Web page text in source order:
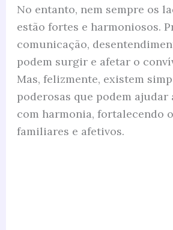
No entanto, nem sempre os
estão fortes e harmoniosos.
comunicação,
podem surgir e afetar o
Mas, felizmente, existem
poderosas que podem
com harmonia, fortalecendo
familiares e afetivos.